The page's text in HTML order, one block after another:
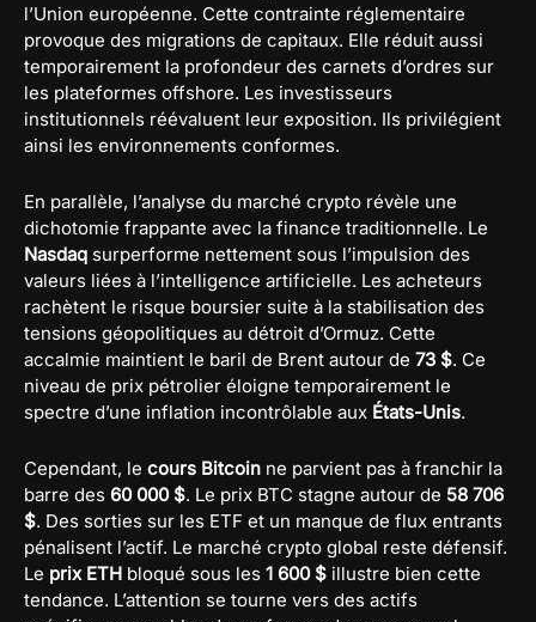
l’Union européenne. Cette contrainte réglementaire
provoque des migrations de capitaux. Elle réduit aussi
temporairement la profondeur des carnets d’ordres sur
les plateformes offshore. Les investisseurs
institutionnels réévaluent leur exposition. Ils privilégient
ainsi les environnements conformes.
En parallèle, l’analyse du marché crypto révèle une
dichotomie frappante avec la finance traditionnelle. Le
Nasdaq surperforme nettement sous l’impulsion des
valeurs liées à l’intelligence artificielle. Les acheteurs
rachètent le risque boursier suite à la stabilisation des
tensions géopolitiques au détroit d’Ormuz. Cette
accalmie maintient le baril de Brent autour de 73 $. Ce
niveau de prix pétrolier éloigne temporairement le
spectre d’une inflation incontrôlable aux États-Unis.
Cependant, le cours Bitcoin ne parvient pas à franchir la
barre des 60 000 $. Le prix BTC stagne autour de 58 706
$. Des sorties sur les ETF et un manque de flux entrants
pénalisent l’actif. Le marché crypto global reste défensif.
Le prix ETH bloqué sous les 1 600 $ illustre bien cette
tendance. L’attention se tourne vers des actifs